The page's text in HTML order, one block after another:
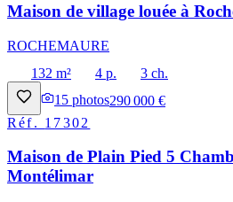
Maison de village louée à
ROCHEMAURE
132 m²
4 p.
3 ch.
15 photos290 000 €
Réf. 17302
Maison de Plain Pied 5
Montélimar